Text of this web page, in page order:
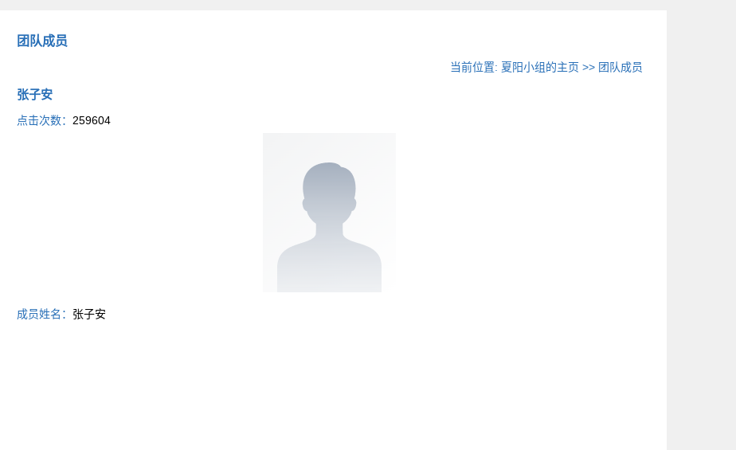
团队成员
当前位置: 夏阳小组的主页 >> 团队成员
张子安
点击次数： 259604
成员姓名： 张子安